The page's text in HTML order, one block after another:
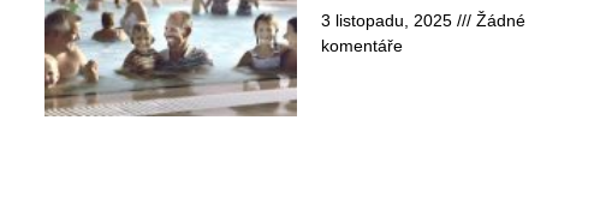
3 listopadu, 2025
Žádné
komentáře